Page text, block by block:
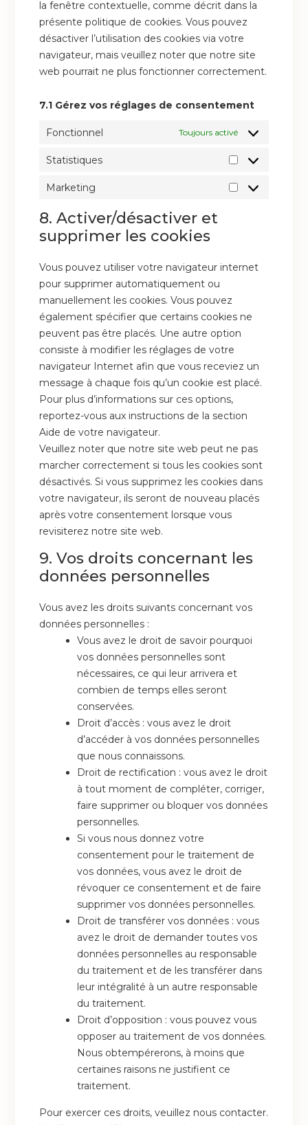
la fenêtre contextuelle, comme décrit dans la
présente politique de cookies. Vous pouvez
désactiver l’utilisation des cookies via votre
navigateur, mais veuillez noter que notre site
web pourrait ne plus fonctionner correctement.
7.1 Gérez vos réglages de consentement
Fonctionnel Toujours activé
Statistiques
Marketing
8. Activer/désactiver et
supprimer les cookies
Vous pouvez utiliser votre navigateur internet
pour supprimer automatiquement ou
manuellement les cookies. Vous pouvez
également spécifier que certains cookies ne
peuvent pas être placés. Une autre option
consiste à modifier les réglages de votre
navigateur Internet afin que vous receviez un
message à chaque fois qu’un cookie est placé.
Pour plus d’informations sur ces options,
reportez-vous aux instructions de la section
Aide de votre navigateur.
Veuillez noter que notre site web peut ne pas
marcher correctement si tous les cookies sont
désactivés. Si vous supprimez les cookies dans
votre navigateur, ils seront de nouveau placés
après votre consentement lorsque vous
revisiterez notre site web.
9. Vos droits concernant les
données personnelles
Vous avez les droits suivants concernant vos
données personnelles :
Vous avez le droit de savoir pourquoi
vos données personnelles sont
nécessaires, ce qui leur arrivera et
combien de temps elles seront
conservées.
Droit d’accès : vous avez le droit
d’accéder à vos données personnelles
que nous connaissons.
Droit de rectification : vous avez le droit
à tout moment de compléter, corriger,
faire supprimer ou bloquer vos données
personnelles.
Si vous nous donnez votre
consentement pour le traitement de
vos données, vous avez le droit de
révoquer ce consentement et de faire
supprimer vos données personnelles.
Droit de transférer vos données : vous
avez le droit de demander toutes vos
données personnelles au responsable
du traitement et de les transférer dans
leur intégralité à un autre responsable
du traitement.
Droit d’opposition : vous pouvez vous
opposer au traitement de vos données.
Nous obtempérerons, à moins que
certaines raisons ne justifient ce
traitement.
Pour exercer ces droits, veuillez nous contacter.